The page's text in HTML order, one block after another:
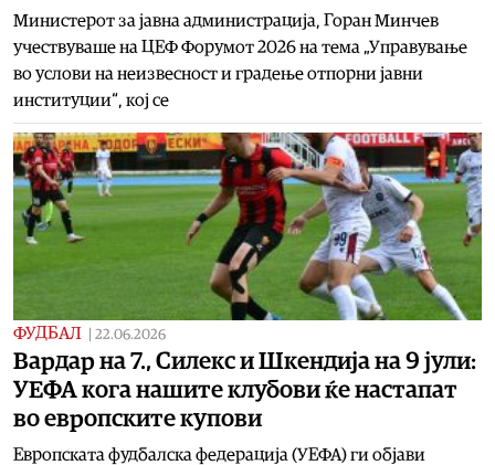
Министерот за јавна администрација, Горан Минчев
учествуваше на ЦЕФ Форумот 2026 на тема „Управување
во услови на неизвесност и градење отпорни јавни
институции“, кој се
ФУДБАЛ 22.06.2026
Вардар на 7., Силекс и Шкендија на 9 јули:
УЕФА кога нашите клубови ќе настапат
во европските купови
Европската фудбалска федерација (УЕФА) ги објави